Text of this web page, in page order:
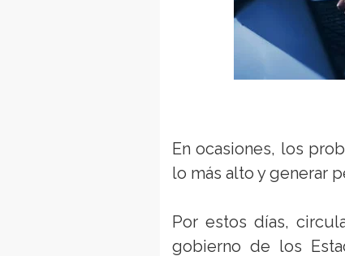
En ocasiones, los
lo más alto y generar
Por estos días,
gobierno de los